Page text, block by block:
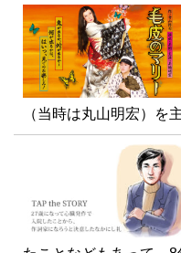
（当時は丸山明宏）を